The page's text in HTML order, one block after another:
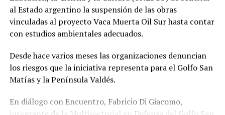
al Estado argentino la suspensión de las obras
vinculadas al proyecto Vaca Muerta Oil Sur hasta contar
con estudios ambientales adecuados.
Desde hace varios meses las organizaciones denuncian
los riesgos que la iniciativa representa para el Golfo San
Matías y la Península Valdés.
En diálogo con Encuentro, Fabricio Di Giacomo,